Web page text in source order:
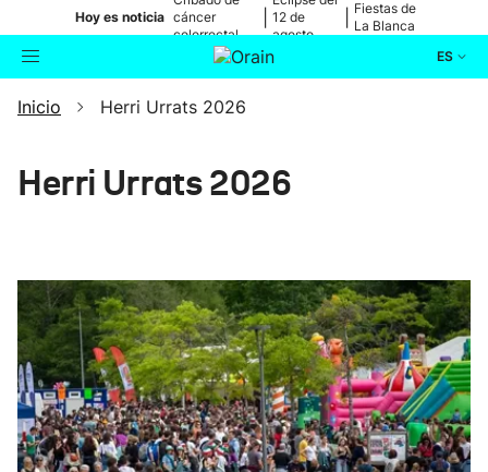
Hoy es noticia cáncer
colorrectal
12 de
agosto
Fiestas de
La Blanca
ES
Buscador Actualidad
Política
Ikusmiran
Eguraldia
Inicio Herri Urrats 2026
Herri Urrats 2026